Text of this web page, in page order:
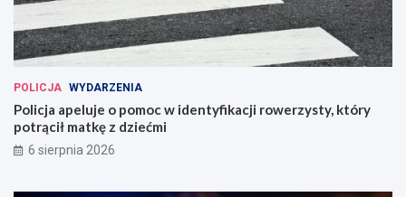
POLICJA WYDARZENIA
Policja apeluje o pomoc w identyfikacji rowerzysty, który
potrącił matkę z dziećmi
6 sierpnia 2026